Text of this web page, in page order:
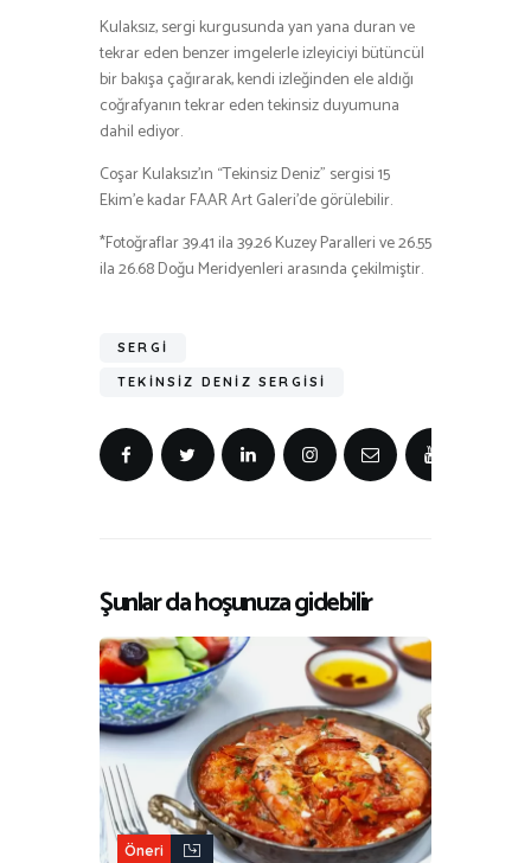
Kulaksız, sergi kurgusunda yan yana duran ve
tekrar eden benzer imgelerle izleyiciyi bütüncül
bir bakışa çağırarak, kendi izleğinden ele aldığı
coğrafyanın tekrar eden tekinsiz duyumuna
dahil ediyor.
Coşar Kulaksız’ın “Tekinsiz Deniz” sergisi 15
Ekim’e kadar FAAR Art Galeri’de görülebilir.
*Fotoğraflar 39.41 ila 39.26 Kuzey Paralleri ve 26.55
ila 26.68 Doğu Meridyenleri arasında çekilmiştir.
SERGI
TEKINSIZ DENIZ SERGISI
Şunlar da hoşunuza gidebilir
Öneri